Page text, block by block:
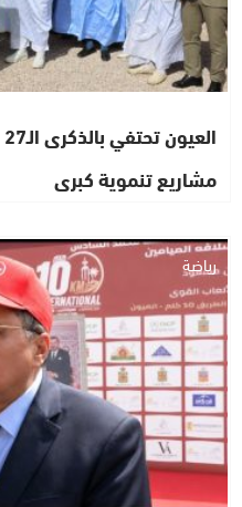
مشاريع تنموية كبرى
رياضة